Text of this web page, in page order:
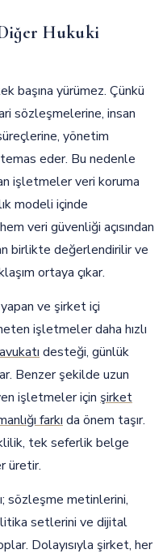
Hukuki
başına yürümez. Çünkü
sözleşmelerine, insan
yönetim
eder. Bu nedenle
işletmeler veri koruma
modeli içinde
veri güvenliği açısından
birlikte değerlendirilir ve
ortaya çıkar.
ve şirket içi
işletmeler daha hızlı
desteği, günlük
Benzer şekilde uzun
işletmeler için şirket
farkıda önem taşır.
tek seferlik belge
üretir.
sözleşme metinlerini,
setlerini ve dijital
Dolayısıyla şirket, her